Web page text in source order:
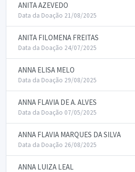
ANITA AZEVEDO
Data da Doação 21/08/2025
ANITA FILOMENA FREITAS
Data da Doação 24/07/2025
ANNA ELISA MELO
Data da Doação 29/08/2025
ANNA FLAVIA DE A. ALVES
Data da Doação 07/05/2025
ANNA FLAVIA MARQUES DA SILVA
Data da Doação 26/08/2025
ANNA LUIZA LEAL